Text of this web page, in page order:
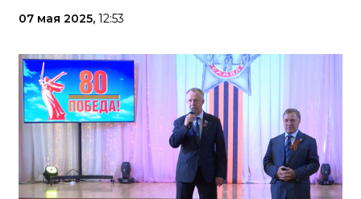
07 мая 2025, 12:53